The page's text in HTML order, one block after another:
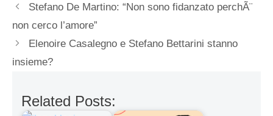
Stefano De Martino: “Non sono fidanzato perchÃ¨
non cerco l’amore”
Elenoire Casalegno e Stefano Bettarini stanno
insieme?
Related Posts: